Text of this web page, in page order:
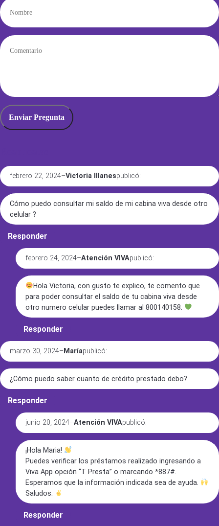
febrero 22, 2024–Victoria Illanespublicó:
Cómo puedo consultar mi saldo de mi cabina viva desde otro
celular ?
Responder
febrero 24, 2024–Atención VIVApublicó:
Hola Victoria, con gusto te explico, te comento que
para poder consultar el saldo de tu cabina viva desde
otro numero celular puedes llamar al 800140158.
Responder
marzo 30, 2024– Maríapublicó:
¿Cómo puedo saber cuanto de crédito prestado debo?
Responder
junio 20, 2024–Atención VIVApublicó:
¡Hola Maria!
Puedes verificar los préstamos realizado ingresando a
Viva App opción “T Presta” o marcando *887#.
Esperamos que la información indicada sea de ayuda.
Saludos.
Responder